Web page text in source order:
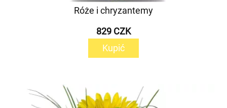
Róże i chryzantemy
829 CZK
Kupić